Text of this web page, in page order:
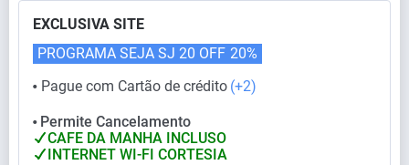
EXCLUSIVA SITE
⬤ Pague com Cartão de crédito (+2)
PROGRAMA SEJA SJ 20 OFF 20%
⬤
Permite Cancelamento
CAFE DA MANHA INCLUSO
INTERNET WI-FI CORTESIA